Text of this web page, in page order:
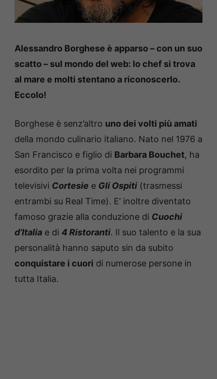
Alessandro Borghese è apparso – con un suo
scatto – sul mondo del web: lo chef si trova
al mare e molti stentano a riconoscerlo.
Eccolo!
Borghese è senz’altro uno dei volti più amati
della mondo culinario italiano. Nato nel 1976 a
San Francisco e figlio di Barbara Bouchet, ha
esordito per la prima volta nei programmi
televisivi Cortesie e Gli Ospiti (trasmessi
entrambi su Real Time). E’ inoltre diventato
famoso grazie alla conduzione di Cuochi
d’Italia e di 4 Ristoranti. Il suo talento e la sua
personalità hanno saputo sin da subito
conquistare i cuori di numerose persone in
tutta Italia.